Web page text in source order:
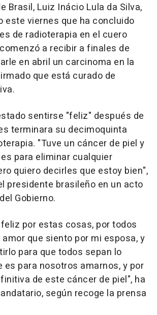
Brasil, Luiz Inácio Lula da Silva,
este viernes que ha concluido
de radioterapia en el cuero
a recibir a finales de
en abril un carcinoma en la
que está curado de
sentirse "feliz" después de
terminara su decimoquinta
"Tuve un cáncer de piel y
para eliminar cualquier
quiero decirles que estoy bien",
presidente brasileño en un acto
Gobierno.
por estas cosas, por todos
que siento por mi esposa, y
para que todos sepan lo
es para nosotros amarnos, y por
de este cáncer de piel", ha
según recoge la prensa